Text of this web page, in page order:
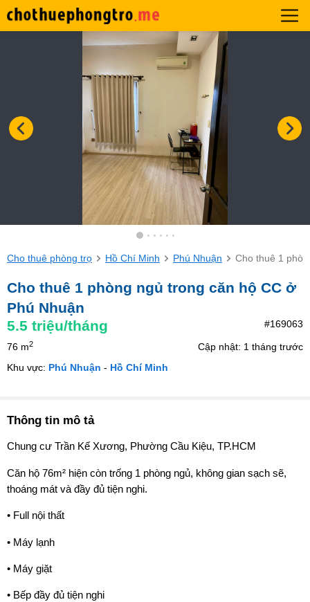
Cho thuê phòng trọ Hồ Chí Minh Phú Nhuận Cho thuê 1
Cho thuê 1 phòng ngủ trong căn hộ CC ở
Phú Nhuận
5.5 triệu/tháng #169063
76 m2
Cập nhật: 1 tháng trước
Khu vực: Phú Nhuận - Hồ Chí Minh
Thông tin mô tả
Chung cư Trần Kế Xương, Phường Cầu Kiệu, TP.HCM
Căn hộ 76m² hiện còn trống 1 phòng ngủ, không gian sạch sẽ,
thoáng mát và đầy đủ tiện nghi.
• Full nội thất
• Máy lạnh
• Máy giặt
• Bếp đầy đủ tiện nghi